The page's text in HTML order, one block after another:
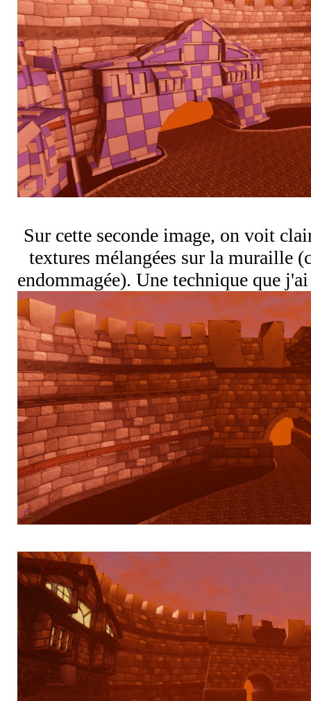
Sur cette seconde image, on voit
textures mélangées sur la muraille
endommagée). Une technique que